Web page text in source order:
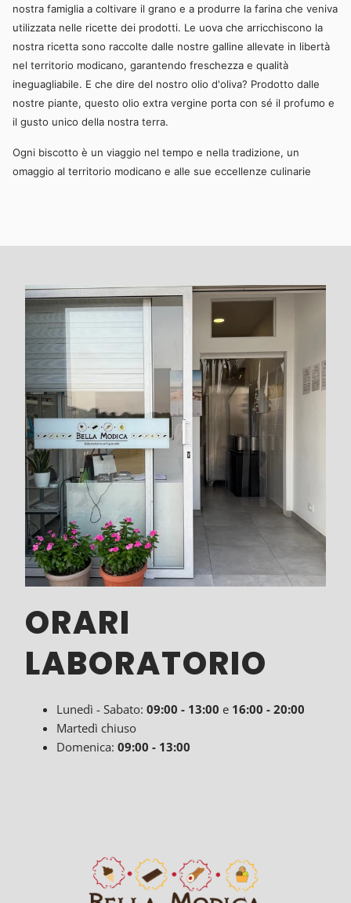
nostra famiglia a coltivare il grano e a produrre la farina che veniva
utilizzata nelle ricette dei prodotti. Le uova che arricchiscono la
nostra ricetta sono raccolte dalle nostre galline allevate in libertà
nel territorio modicano, garantendo freschezza e qualità
ineguagliabile. E che dire del nostro olio d'oliva? Prodotto dalle
nostre piante, questo olio extra vergine porta con sé il profumo e
il gusto unico della nostra terra.
Ogni biscotto è un viaggio nel tempo e nella tradizione, un
omaggio al territorio modicano e alle sue eccellenze culinarie
ORARI
LABORATORIO
Lunedì - Sabato: 09:00 - 13:00 e 16:00 - 20:00
Martedì chiuso
Domenica: 09:00 - 13:00